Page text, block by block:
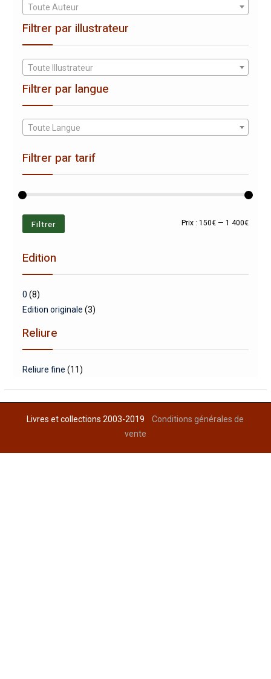
Toute Auteur
Filtrer par illustrateur
Toute Illustrateur
Filtrer par langue
Toute Langue
Filtrer par tarif
Prix
Prix
Filtrer Prix :150€ —1 400€
Edition
0 (8)
Edition originale (3)
Reliure
Reliure fine (11)
Livres et collections 2003-2019Conditions générales de
vente